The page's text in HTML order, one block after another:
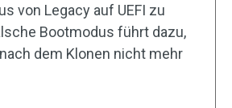
von Legacy auf UEFI zu
Bootmodus führt dazu,
dem Klonen nicht mehr